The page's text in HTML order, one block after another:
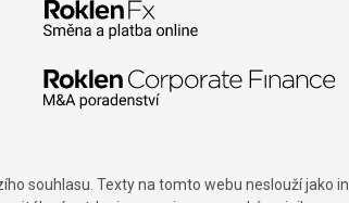
souhlasu. Texty na tomto webu neslouží jako